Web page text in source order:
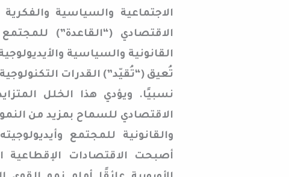
الاجتماعية والسياسية
الاقتصادي (“القاعدة”)
القانونية والسياسية
تُعيق (“تُقيّد”) القدرات
نسبيًا. ويؤدي هذا الخلل
الاقتصادي للسماح بمزيد من
والقانونية للمجتمع
أصبحت الاقتصادات